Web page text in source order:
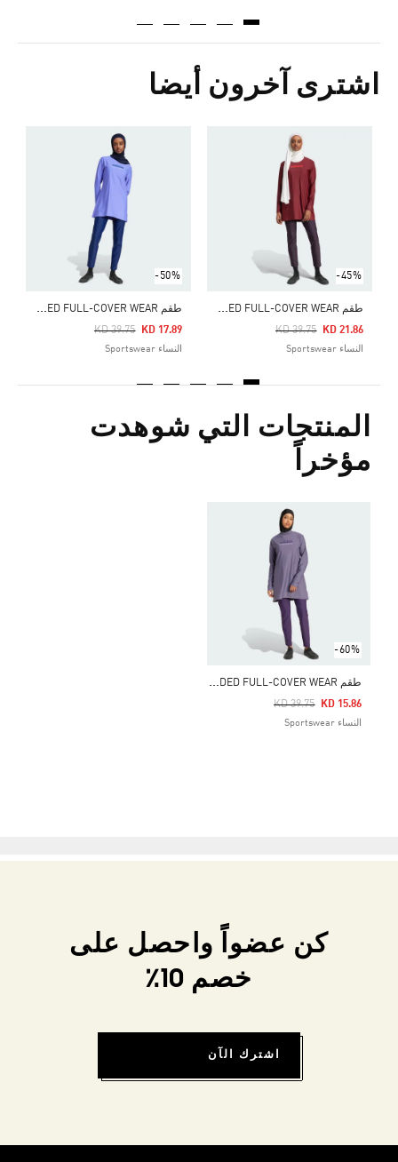
اشترى آخرون أيضا
-45%
ط
قم PADDED FULL-COVER WEAR
Price Reduced From
KD 39.75
To KD 21.86
النساء Sportswear
-50%
ط
قم PADDED FULL-COVER WEAR
Price Reduced From
KD 39.75
To KD 17.89
النساء Sportswear
Price Reduced From
المنتجات التي شوهدت
مؤخراً
-60%
ط
قم PADDED FULL-COVER WEAR
Price Reduced From
KD 39.75
To KD 15.86
النساء Sportswear
كن عضواً واحصل على
خصم 10٪
اشترك الآن